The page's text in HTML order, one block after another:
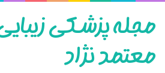
مجله پزشکی
معتمد نژاد